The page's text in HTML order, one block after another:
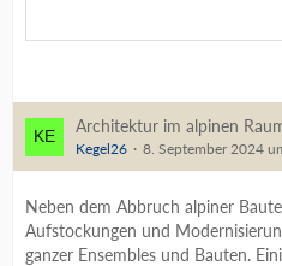
Architektur im alpinen
Kegel26 8. September 2024
Neben dem Abbruch alpiner
Aufstockungen und
ganzer Ensembles und Bauten.